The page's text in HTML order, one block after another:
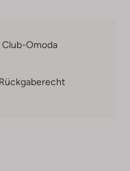
Club-Omoda
Rückgaberecht